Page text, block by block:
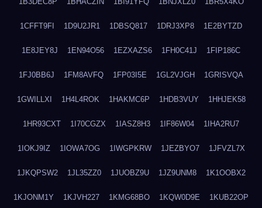
1CFFT9FI 1D9U2JR1 1DBSQ817 1DRJ3XP8 1E2BYTZD
1E8JEY8J 1EN94O56 1EZXAZS6 1FH0C41J 1FIP186C
1FJ0BB6J 1FM8AVFQ 1FP03I5E 1GL2VJGH 1GRISVQA
1GWILLXI 1H4L4ROK 1HAKMC6P 1HDB3VUY 1HHJEK58
1HR93CXT 1I70CGZX 1IASZ8H3 1IF86W04 1IHA2RU7
1IOKJ9IZ 1IOWA7OG 1IWGPKRW 1JEZBYO7 1JFVZL7X
1JKQPSW2 1JL35ZZ0 1JUOBZ9U 1JZ9UNM8 1K1OOBX2
1KJONM1Y 1KJVH227 1KMG68BO 1KQW0D9E 1KUB22OP